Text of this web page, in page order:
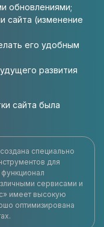
обновлениями;
сайта (изменение
его удобным
развития
сайта была
специально
для
сервисами и
имеет высокую
оптимизирована